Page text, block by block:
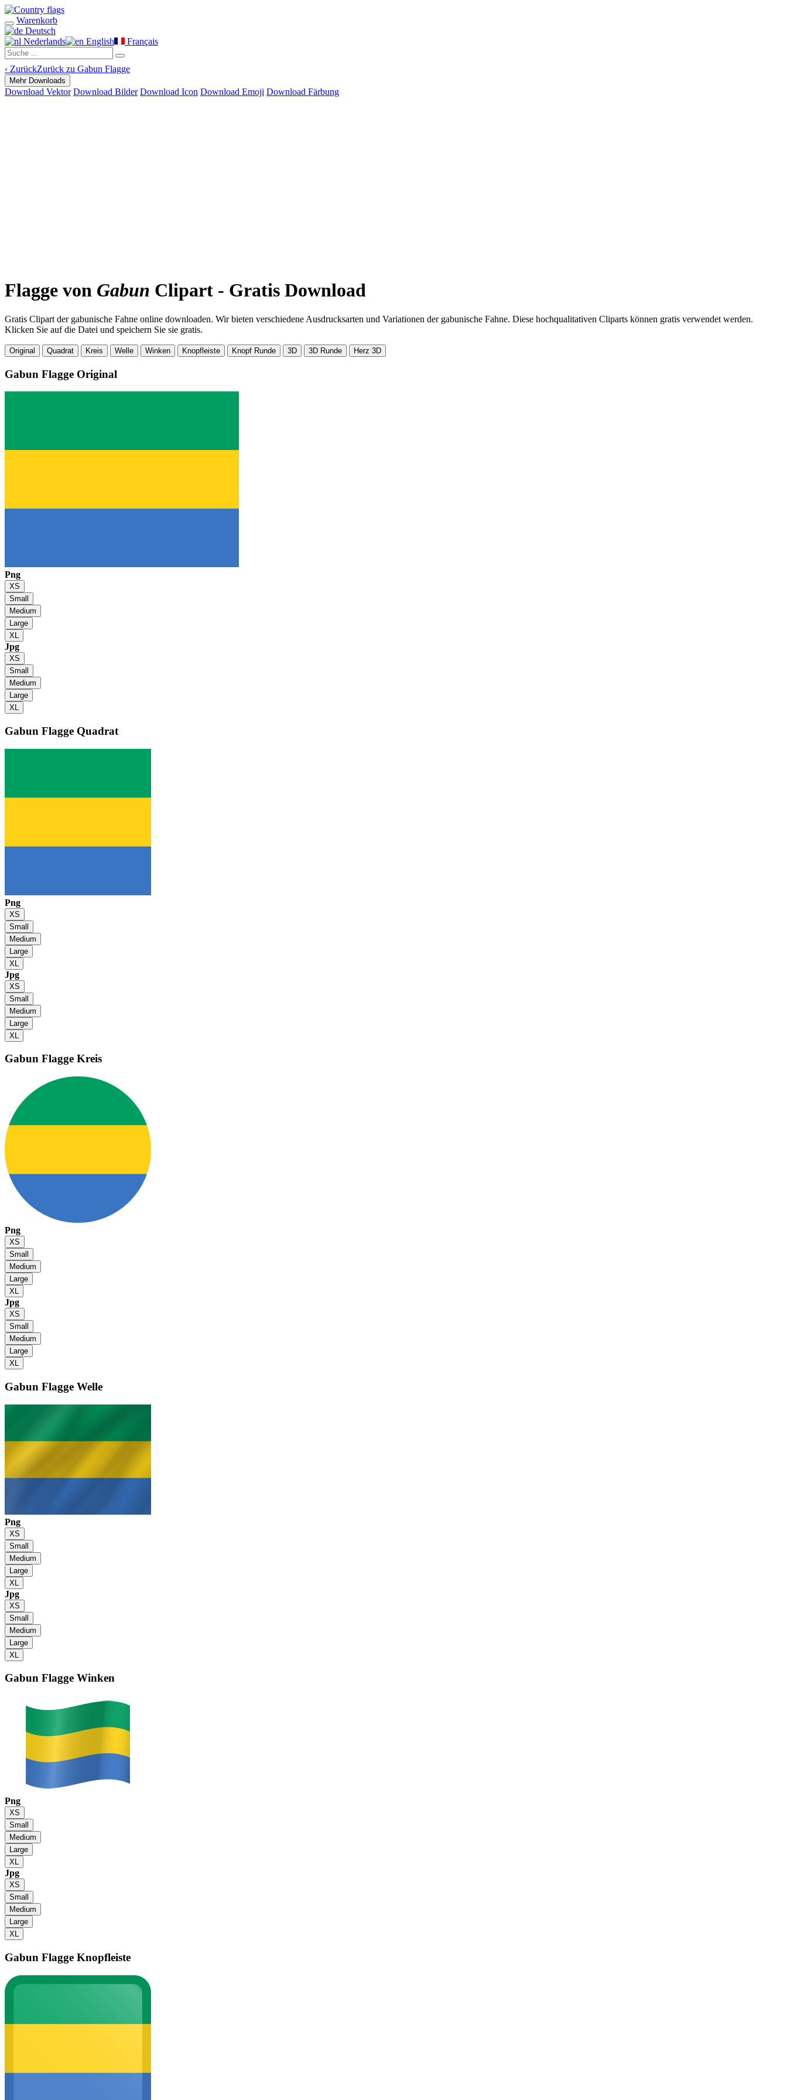
Warenkorb
Deutsch
Nederlands
English Français
‹ ZurückZurück zu Gabun Flagge
Mehr Downloads
Download Vektor Download Bilder Download Icon Download Emoji Download Färbung
Flagge von Gabun Clipart - Gratis Download
Gratis Clipart der gabunische Fahne online downloaden. Wir bieten verschiedene Ausdrucksarten und Variationen der gabunische Fahne. Diese hochqualitativen Cliparts können gratis verwendet werden.
Klicken Sie auf die Datei und speichern Sie sie gratis.
Original Quadrat Kreis Welle Winken Knopfleiste Knopf Runde 3D 3D Runde Herz 3D
Gabun Flagge Original
Png
XS
Small
Medium
Large
XL
Jpg
XS
Small
Medium
Large
XL
Gabun Flagge Quadrat
Png
XS
Small
Medium
Large
XL
Jpg
XS
Small
Medium
Large
XL
Gabun Flagge Kreis
Png
XS
Small
Medium
Large
XL
Jpg
XS
Small
Medium
Large
XL
Gabun Flagge Welle
Png
XS
Small
Medium
Large
XL
Jpg
XS
Small
Medium
Large
XL
Gabun Flagge Winken
Png
XS
Small
Medium
Large
XL
Jpg
XS
Small
Medium
Large
XL
Gabun Flagge Knopfleiste